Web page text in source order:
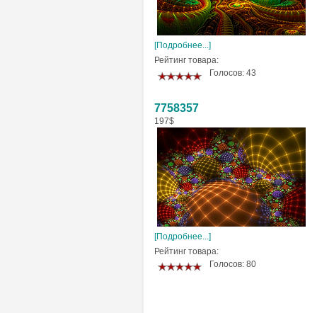
[Подробнее...]
Рейтинг товара:
Голосов: 43
7758357
197$
[Подробнее...]
Рейтинг товара:
Голосов: 80